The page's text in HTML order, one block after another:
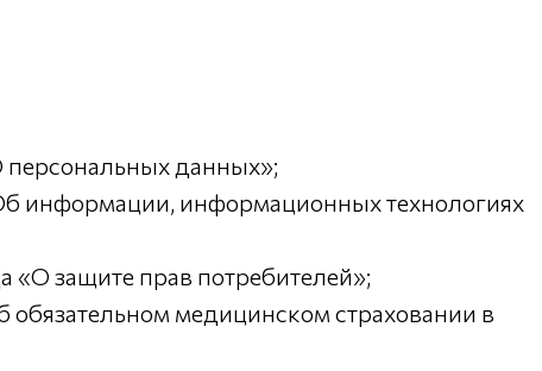
данных»;
информационных технологиях
защите прав потребителей»;
медицинском страховании в